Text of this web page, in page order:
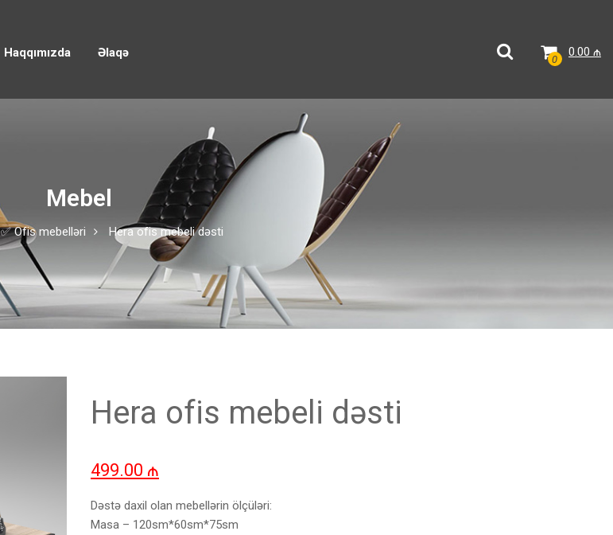
Haqqımızda Əlaqə 0.00 ₼
0
Mebel
✅ Ofis mebelləri Hera ofis mebeli dəsti
Hera ofis mebeli dəsti
499.00 ₼
Dəstə daxil olan mebellərin ölçüləri:
Masa – 120sm*60sm*75sm